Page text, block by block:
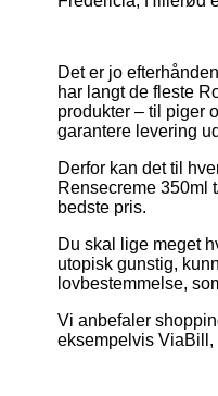
Det er jo
har langt de fleste
produkter – til piger
garantere levering
Derfor kan det til
Rensecreme 350ml
bedste pris.
Du skal lige meget
utopisk gunstig,
lovbestemmelse,
Vi anbefaler
eksempelvis ViaBill,